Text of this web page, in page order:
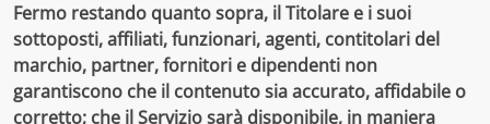
Fermo restando quanto sopra, il Titolare e i suoi
sottoposti, affiliati, funzionari, agenti, contitolari del
marchio, partner, fornitori e dipendenti non
garantiscono che il contenuto sia accurato, affidabile o
corretto; che il Servizio sarà disponibile, in maniera